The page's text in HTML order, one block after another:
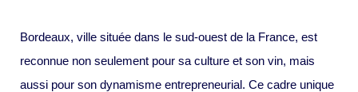
Bordeaux, ville située dans le sud-ouest de la France, est
reconnue non seulement pour sa culture et son vin, mais
aussi pour son dynamisme entrepreneurial. Ce cadre unique